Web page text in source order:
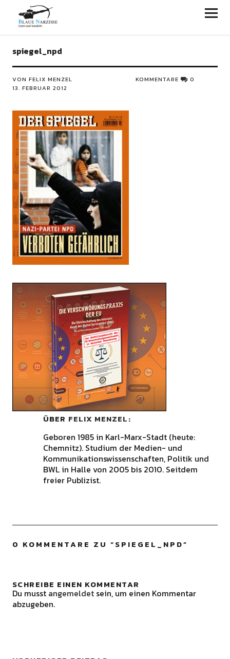
Blaue Narzisse
spiegel_npd
VON FELIX MENZEL
13. FEBRUAR 2012
KOMMENTARE 0
ÜBER FELIX MENZEL
Geboren 1985 in Karl-Marx-Stadt (heute:
Chemnitz). Studium der Medien- und
Kommunikationswissenschaften, Politik und
BWL in Halle von 2005 bis 2010. Seitdem
freier Publizist.
0 KOMMENTARE ZU “SPIEGEL_NPD”
SCHREIBE EINEN KOMMENTAR
Du musst angemeldetsein, um einen Kommentar
abzugeben.